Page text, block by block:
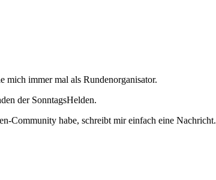
mich immer mal als Rundenorganisator.
der SonntagsHelden.
Community habe, schreibt mir einfach eine Nachricht.